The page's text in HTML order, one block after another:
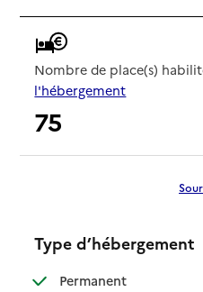
Nombre de place(s)
l'hébergement
75
Type d’hébergement
Permanent: disponible